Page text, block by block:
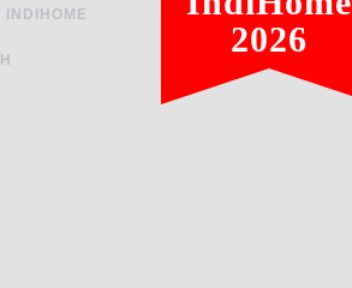
INDIHOME
2026